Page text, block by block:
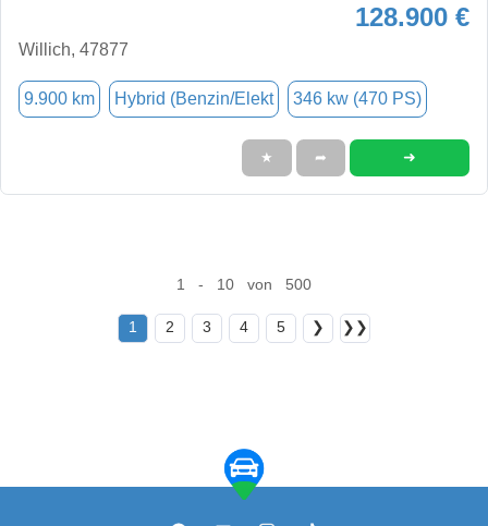
128.900 €
Willich, 47877
9.900 km Hybrid (Benzin/Elekt 346 kw (470 PS)
★ ➦ ➜
1 - 10 von 500
1 2 3 4 5 ❯ ❯❯